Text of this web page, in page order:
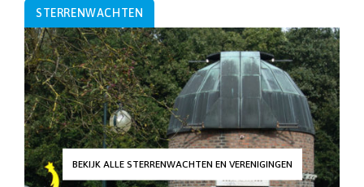
STERRENWACHTEN
BEKIJK ALLE STERRENWACHTEN EN VERENIGINGEN